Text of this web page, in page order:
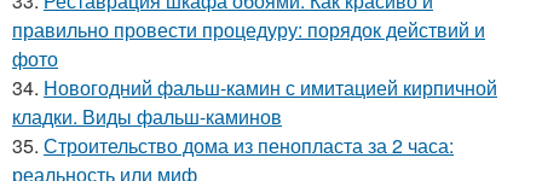
правильно провести процедуру: порядок действий и
фото
34. Новогодний фальш-камин с имитацией кирпичной
кладки. Виды фальш-каминов
35. Строительство дома из пенопласта за 2 часа:
реальность или миф